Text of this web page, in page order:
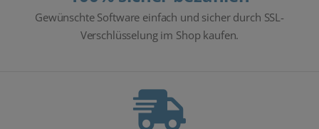
Gewünschte Software einfach und sicher durch SSL-
Verschlüsselung im Shop kaufen.